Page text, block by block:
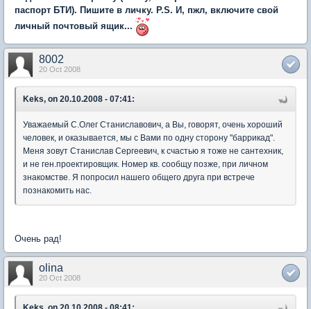
паспорт БТИ). Пишите в личку. Р.S. И, пжл, включите свой
личный почтовый ящик...
8002
20 Oct 2008
Keks, on 20.10.2008 - 07:41:
Уважаемый С.Олег Станиславович, а Вы, говорят, очень хороший
человек, и оказывается, мы с Вами по одну сторону "баррикад".
Меня зовут Станислав Сергеевич, к счастью я тоже не сантехник,
и не ген.проектировщик. Номер кв. сообщу позже, при личном
знакомстве. Я попросил нашего общего друга при встрече
познакомить нас.
Очень рад!
olina
20 Oct 2008